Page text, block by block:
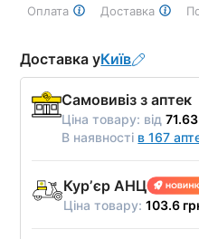
Оплата
Доставка
Доставка уКиїв
Самовивіз з аптек
Ціна товару: від
В наявності в 167
Курʼєр АНЦ
Ціна товару:103.6